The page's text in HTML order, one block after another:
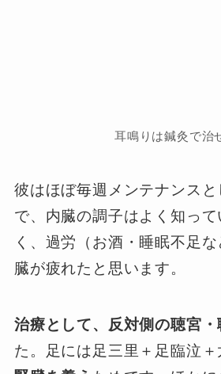
耳鳴りは鍼灸で治
彼はほぼ毎週メンテナンス
で、内臓の調子はよく知って
く、過労（お酒・睡眠不足
臓が疲れたと思います。
治療として、反対側の聴宮・
た。足には足三里＋足臨泣＋